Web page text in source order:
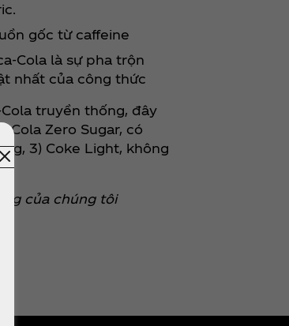
gốc từ caffeine
là sự pha trộn
nhất của công thức
truyền thống, đây
Zero Sugar, có
3) Coke Light, không
của chúng tôi